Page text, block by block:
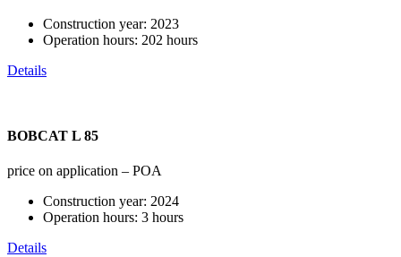
Construction year: 2023
Operation hours: 202 hours
Details
BOBCAT L 85
price on application – POA
Construction year: 2024
Operation hours: 3 hours
Details